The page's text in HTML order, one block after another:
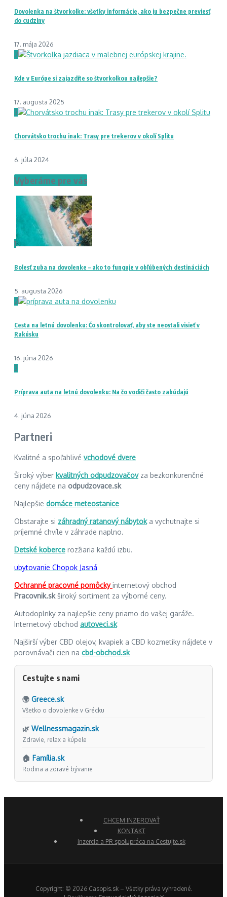
Dovolenka na štvorkolke: všetky informácie, ako ju bezpečne previesť
do cudziny
17. mája 2026
2
Kde v Európe si zajazdíte so štvorkolkou najlepšie?
17. augusta 2025
3
Chorvátsko trochu inak: Trasy pre trekerov v okolí Splitu
6. júla 2024
Vyberáme pre vás
1
Bolesť zuba na dovolenke – ako to funguje v obľúbených destináciách
5. augusta 2026
2
Cesta na letnú dovolenku: Čo skontrolovať, aby ste neostali visieť v
Rakúsku
16. júna 2026
3
Príprava auta na letnú dovolenku: Na čo vodiči často zabúdajú
4. júna 2026
Partneri
Kvalitné a spoľahlivé vchodové dvere
Široký výber kvalitných odpudzovačovza bezkonkurenčné
ceny nájdete na odpudzovace.sk
Najlepšie domáce meteostanice
Obstarajte si záhradný ratanový nábytoka vychutnajte si
príjemné chvíle v záhrade naplno.
Detské koberce rozžiaria každú izbu.
ubytovanie Chopok Jasná
Ochranné pracovné pomôckyinternetový obchod
Pracovnik.skširoký sortiment za výborné ceny.
Autodoplnky za najlepšie ceny priamo do vašej garáže.
Internetový obchod autoveci.sk
Najširší výber CBD olejov, kvapiek a CBD kozmetiky nájdete v
porovnávači cien na cbd-obchod.sk
Cestujte s nami
🌍 Greece.sk
Všetko o dovolenke v Grécku
🌿 Wellnessmagazin.sk
Zdravie, relax a kúpele
🏠 Família.sk
Rodina a zdravé bývanie
CHCEM INZEROVAŤ
KONTAKT
Inzercia a PR spolupráca na Cestujte.sk
Copyright: © 2026 Casopis.sk – Všetky práva vyhradené.